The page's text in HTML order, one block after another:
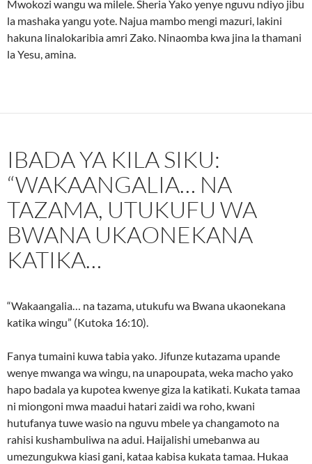
Mwokozi wangu wa milele. Sheria Yako yenye nguvu ndiyo jibu
la mashaka yangu yote. Najua mambo mengi mazuri, lakini
hakuna linalokaribia amri Zako. Ninaomba kwa jina la thamani
la Yesu, amina.
IBADA YA KILA SIKU:
“WAKAANGALIA… NA
TAZAMA, UTUKUFU WA
BWANA UKAONEKANA
KATIKA…
“Wakaangalia… na tazama, utukufu wa Bwana ukaonekana
katika wingu” (Kutoka 16:10).
Fanya tumaini kuwa tabia yako. Jifunze kutazama upande
wenye mwanga wa wingu, na unapoupata, weka macho yako
hapo badala ya kupotea kwenye giza la katikati. Kukata tamaa
ni miongoni mwa maadui hatari zaidi wa roho, kwani
hutufanya tuwe wasio na nguvu mbele ya changamoto na
rahisi kushambuliwa na adui. Haijalishi umebanwa au
umezungukwa kiasi gani, kataa kabisa kukata tamaa. Hukaa